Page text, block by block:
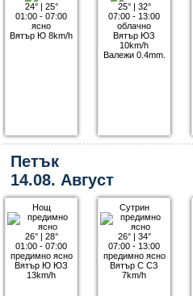
24°| 25°
01:00 - 07:00
ясно
Вятър Ю 8km/h
25°| 32°
07:00 - 13:00
облачно
Вятър ЮЗ
10km/h
Валежи 0.4mm.
Петък
14.08. Август
Нощ
26°| 28°
01:00 - 07:00
предимно ясно
Вятър Ю ЮЗ
13km/h
Сутрин
26°| 34°
07:00 - 13:00
предимно ясно
Вятър С СЗ
7km/h